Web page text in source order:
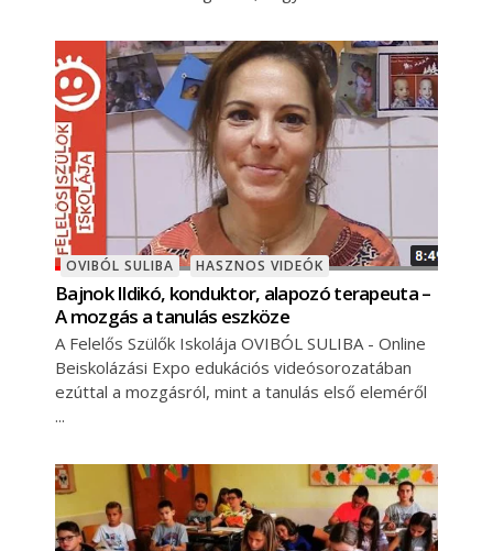
OVIBÓL SULIBA HASZNOS VIDEÓK
Bajnok Ildikó, konduktor, alapozó terapeuta –
A mozgás a tanulás eszköze
A Felelős Szülők Iskolája OVIBÓL SULIBA - Online
Beiskolázási Expo edukációs videósorozatában
ezúttal a mozgásról, mint a tanulás első eleméről